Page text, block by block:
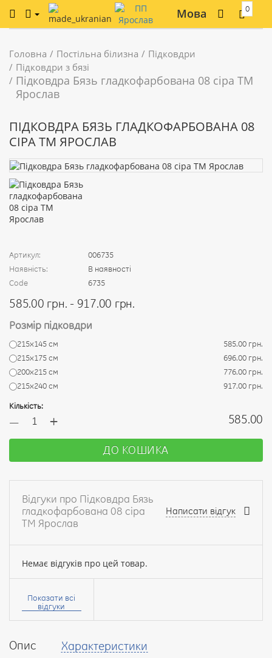
Мова 0
Головна Постільна білизна
Підковдри
Підковдри з бязі
Підковдра Бязь гладкофарбована 08 сіра ТМ
Ярослав
Опис Характеристики
ПІДКОВДРА БЯЗЬ ГЛАДКОФАРБОВАНА 08
СІРА ТМ ЯРОСЛАВ
Артикул:
006735
Наявність:
В наявності
Code
6735
585.00 грн. - 917.00 грн.
Розмір підковдри
215х145 см
585.00 грн.
215х175 см
696.00 грн.
200х215 см
776.00 грн.
215х240 см
917.00 грн.
Кількість:
— + 585.00
ДО КОШИКА
Відгуки про Підковдра Бязь
гладкофарбована 08 сіра
ТМ Ярослав
Написати відгук
Немає відгуків про цей товар.
Ваше
Ваш
Показати всі
відгуки